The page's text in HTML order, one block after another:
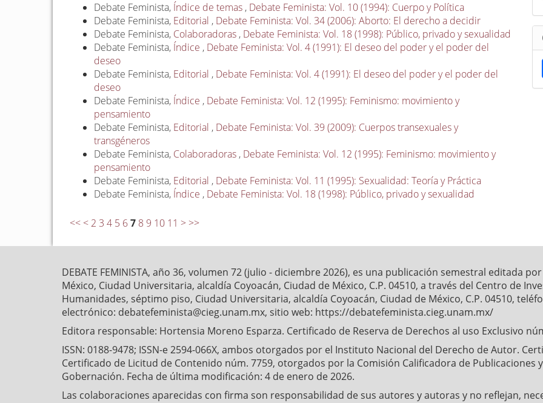
Debate Feminista, Índice de temas , Debate Feminista: Vol. 10 (1994): Cuerpo y Política
Debate Feminista, Editorial , Debate Feminista: Vol. 34 (2006): Aborto: El derecho a decidir
Debate Feminista, Colaboradoras , Debate Feminista: Vol. 18 (1998): Público, privado y sexualidad
Debate Feminista, Índice , Debate Feminista: Vol. 4 (1991): El deseo del poder y el poder del
deseo
Debate Feminista, Editorial , Debate Feminista: Vol. 4 (1991): El deseo del poder y el poder del
deseo
Debate Feminista, Índice , Debate Feminista: Vol. 12 (1995): Feminismo: movimiento y
pensamiento
Debate Feminista, Editorial , Debate Feminista: Vol. 39 (2009): Cuerpos transexuales y
transgéneros
Debate Feminista, Colaboradoras , Debate Feminista: Vol. 12 (1995): Feminismo: movimiento y
pensamiento
Debate Feminista, Editorial , Debate Feminista: Vol. 11 (1995): Sexualidad: Teoría y Práctica
Debate Feminista, Índice , Debate Feminista: Vol. 18 (1998): Público, privado y sexualidad
<< < 2 3 4 5 6 7 8 9 10 11 > >>
DEBATE FEMINISTA, año 36, volumen 72 (julio - diciembre 2026), es una publicación semestral editada
México, Ciudad Universitaria, alcaldía Coyoacán, Ciudad de México, C.P. 04510, a través del Centro de
Humanidades, séptimo piso, Ciudad Universitaria, alcaldía Coyoacán, Ciudad de México, C.P. 04510,
electrónico: debatefeminista@cieg.unam.mx, sitio web: https://debatefeminista.cieg.unam.mx/
Editora responsable: Hortensia Moreno Esparza. Certificado de Reserva de Derechos al uso Exclusivo
ISSN: 0188-9478; ISSN-e 2594-066X, ambos otorgados por el Instituto Nacional del Derecho de Autor.
Certificado de Licitud de Contenido núm. 7759, otorgados por la Comisión Calificadora de Publicaciones
Gobernación. Fecha de última modificación: 4 de enero de 2026.
Las colaboraciones aparecidas con firma son responsabilidad de sus autores y autoras y no reflejan,